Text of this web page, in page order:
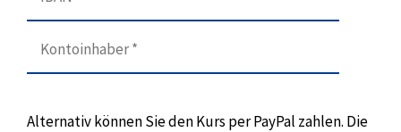
Alternativ können Sie den Kurs per PayPal zahlen. Die